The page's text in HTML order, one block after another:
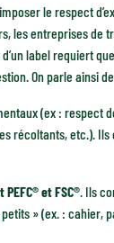
le respect
les entreprises de
label requiert
On parle ainsi
(ex : respect
récoltants, etc.).
et FSC®. Ils
» (ex. :